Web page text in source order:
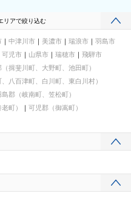
リアで絞り込む
中津川市 美濃市 瑞浪市
羽島市
可児市 山県市 瑞穂市
飛騨市
揖斐川町、大野町、池田町）
八百津町、白川町、東白川村）
島郡（岐南町、笠松町）
町）
可児郡（御嵩町）